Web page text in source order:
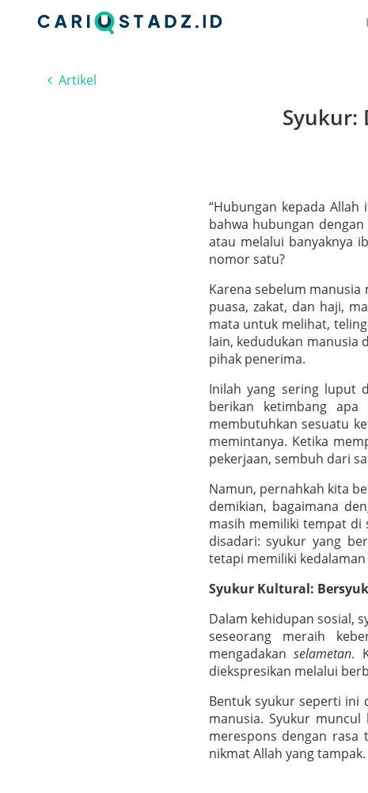
Artikel
Syukur:
“Hubungan kepada
bahwa hubungan
atau melalui banyaknya
nomor satu?
Karena sebelum
puasa, zakat, dan haji,
mata untuk melihat,
lain, kedudukan manusia
pihak penerima.
Inilah yang sering luput
berikan ketimbang
membutuhkan sesuatu
memintanya. Ketika
pekerjaan, sembuh dari
Namun, pernahkah kita
demikian, bagaimana
masih memiliki tempat di
disadari: syukur yang
tetapi memiliki
Syukur Kultural:
Dalam kehidupan sosial,
seseorang meraih
mengadakanselametan.
diekspresikan melalui
Bentuk syukur seperti ini
manusia. Syukur
merespons dengan rasa
nikmat Allah yang